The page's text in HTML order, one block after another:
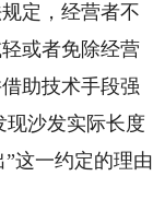
定，经营者不
或者免除经营
助技术手段强
现沙发实际长度
这一约定的理由